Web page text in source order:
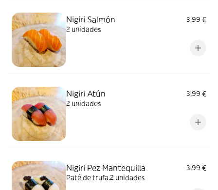
Nigiri Salmón
3,99 €
2 unidades
Nigiri Atún
3,99 €
2 unidades
Nigiri Pez Mantequilla
3,99 €
Paté de trufa.2 unidades